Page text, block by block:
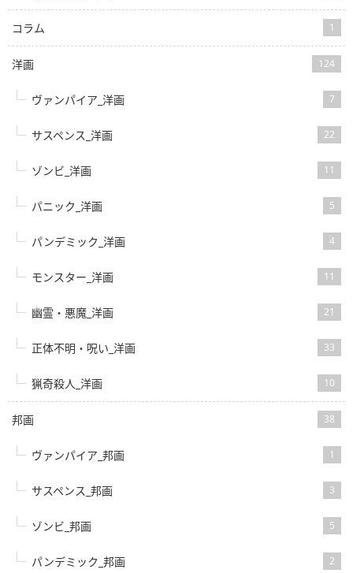
コラム 1
洋画 124
ヴァンパイア_洋画 7
サスペンス_洋画 22
ゾンビ_洋画 11
パニック_洋画 5
パンデミック_洋画 4
モンスター_洋画 11
幽霊・悪魔_洋画 21
正体不明・呪い_洋画 33
猟奇殺人_洋画 10
邦画 38
ヴァンパイア_邦画 1
サスペンス_邦画 3
ゾンビ_邦画 5
パンデミック_邦画 2